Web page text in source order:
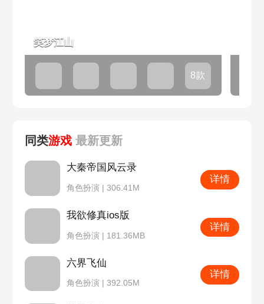
笑梦江山
8款
同类游戏 最新更新
大秦帝国风云录
角色扮演 | 306.41M
详情
我欲修真ios版
角色扮演 | 181.36MB
详情
六界飞仙
角色扮演 | 392.05M
详情